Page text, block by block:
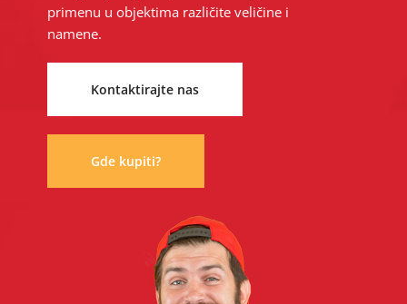
primenu u objektima različite veličine i
namene.
Kontaktirajte nas
Gde kupiti?